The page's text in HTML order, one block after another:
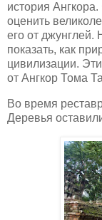
история
оценить
его от
показать, как
цивилизации.
от Ангкор Тома
Во время
Деревья